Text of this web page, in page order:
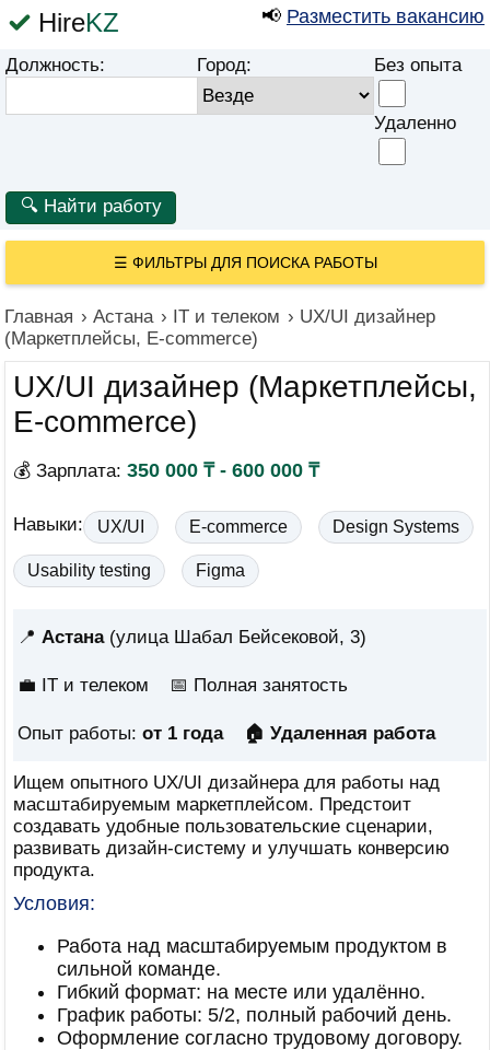
HireKZ 📢 Разместить вакансию
Должность: Город: Без опыта
Удаленно
☰ ФИЛЬТРЫ ДЛЯ ПОИСКА РАБОТЫ
Главная › Астана › IT и телеком › UX/UI дизайнер
(Маркетплейсы, E-commerce)
UX/UI дизайнер (Маркетплейсы,
E-commerce)
💰 Зарплата: 350 000 ₸ - 600 000 ₸
Навыки: UX/UI E-commerce Design Systems
Usability testing Figma
📍 Астана(улица Шабал Бейсековой, 3)
💼 IT и телеком 📅 Полная занятость
Опыт работы: от 1 года 🏠 Удаленная работа
Ищем опытного UX/UI дизайнера для работы над
масштабируемым маркетплейсом. Предстоит
создавать удобные пользовательские сценарии,
развивать дизайн-систему и улучшать конверсию
продукта.
Условия:
Работа над масштабируемым продуктом в
сильной команде.
Гибкий формат: на месте или удалённо.
График работы: 5/2, полный рабочий день.
Оформление согласно трудовому договору.